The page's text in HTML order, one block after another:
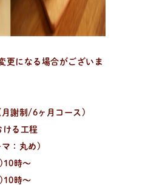
介。
更になる場合がございま
月謝制/6ヶ月コース)
ける工程
マ：丸め)
時〜
時〜